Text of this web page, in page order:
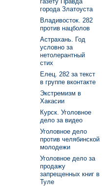
города Златоуста
Владивосток. 282
против нацболов
Астрахань. Год
условно за
нетолерантный
стих
Елец. 282 за текст
в группе вконтакте
Экстремизм в
Хакасии
Курск. Уголовное
дело за видео
Уголовное дело
против челябинской
молодежи
Уголовное дело за
продажу
запрещенных книг в
Туле